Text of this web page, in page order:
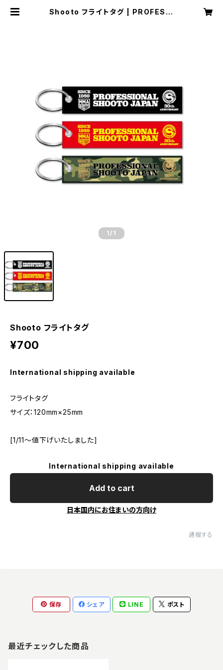
Shooto フライトタグ | PROFESSI
1 /1
Shooto フライトタグ
¥700
International shipping available
フライトタグ
サイズ：120mm×25mm
[1/11〜値下げいたしました]
International shipping available
Add to cart
日本国内にお住まいの方向け
通報する
保存 シェア LINE ポスト
最近チェックした商品